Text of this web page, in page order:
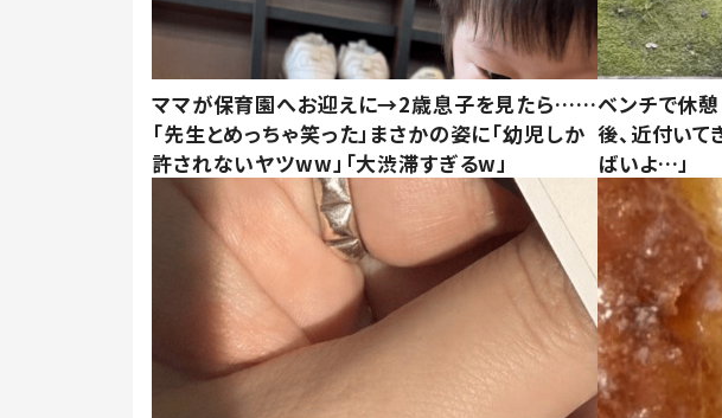
ママが保育園へお迎えに→2歳息子を見たら……
「先生とめっちゃ笑った」まさかの姿に「幼児しか
許されないヤツww」「大渋滞すぎるw」
ベンチで休
後、近付いて
ばいよ…」